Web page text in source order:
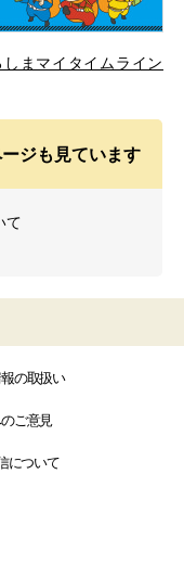
しまマイタイムライン
ジも見ています
て
の取扱い
ご意見
について